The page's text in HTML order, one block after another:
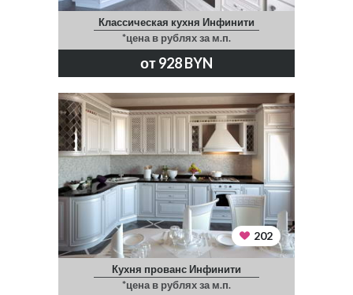
Классическая кухня Инфинити
*цена в рублях за м.п.
от 928 BYN
202
Кухня прованс Инфинити
*цена в рублях за м.п.